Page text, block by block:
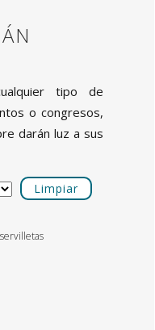
tipo de
o congresos,
darán luz a sus
Limpiar